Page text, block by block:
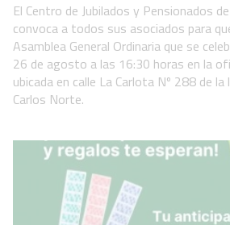
El Centro de Jubilados y Pensionados
convoca a todos sus asociados para
Asamblea General Ordinaria que se
26 de agosto a las 16:30 horas en la
ubicada en calle La Carlota Nº 288 de la
Carlos Norte.